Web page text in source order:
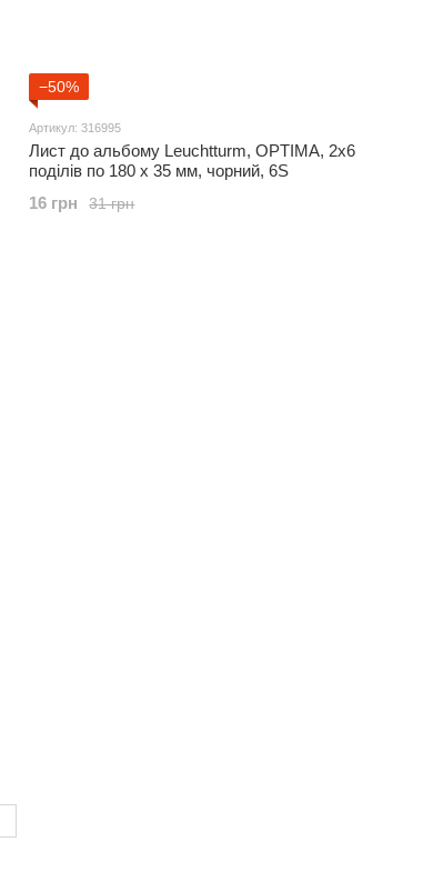
−50%
Артикул: 316995
Лист до альбому Leuchtturm, OPTIMA, 2x6
поділів по 180 x 35 мм, чорний, 6S
31 грн
16 грн